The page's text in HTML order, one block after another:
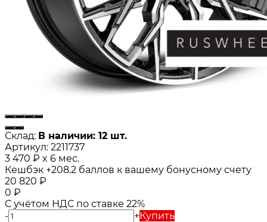
Склад: В наличии: 12 шт.
Артикул: 2211737
3 470 ₽ x 6 мес.
Кешбэк +208.2 баллов к вашему бонусному счету
20 820 ₽
0 ₽
С учётом НДС по ставке 22%
-
+Купить